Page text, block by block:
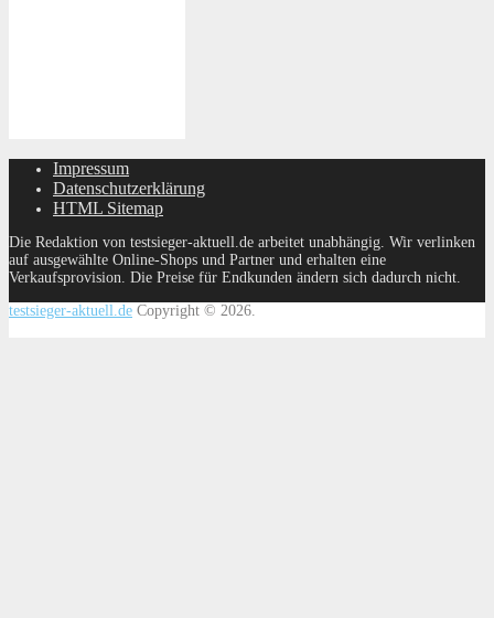
Impressum
Datenschutzerklärung
HTML Sitemap
Die Redaktion von testsieger-aktuell.de arbeitet unabhängig. Wir verlinken
auf ausgewählte Online-Shops und Partner und erhalten eine
Verkaufsprovision. Die Preise für Endkunden ändern sich dadurch nicht.
testsieger-aktuell.de Copyright © 2026.